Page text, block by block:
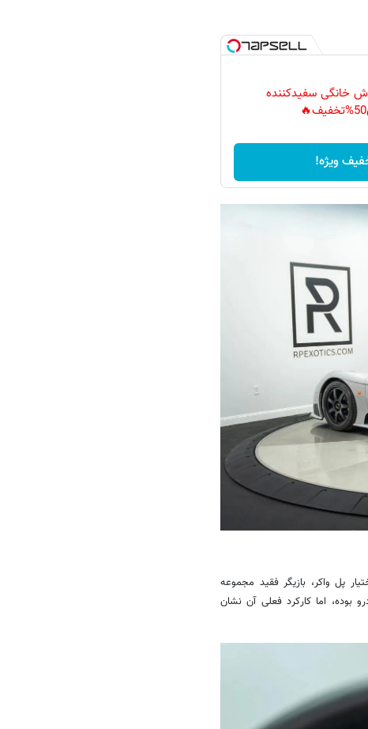
خانگی سفیدکننده
ویژه!
مدل ۲۰۰۳ است که زمانی در اختیار پل واکر، بازیگر فقید مجموعه
اما کارکرد فعلی آن نشان